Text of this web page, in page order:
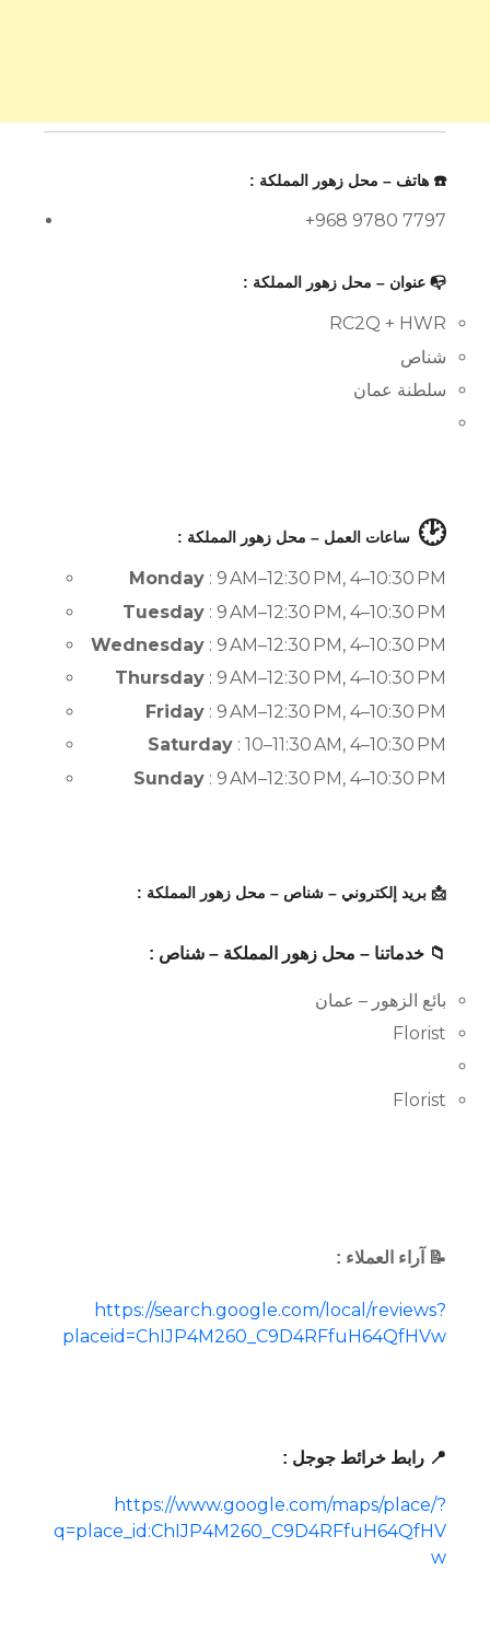
☎️ هاتف – محل زهور المملكة :
+968 9780 7797
📭 عنوان – محل زهور المملكة :
RC2Q + HWR
شناص
سلطنة عمان
🕑 ساعات العمل – محل زهور المملكة :
Monday : 9 AM–12:30 PM, 4–10:30 PM
Tuesday : 9 AM–12:30 PM, 4–10:30 PM
Wednesday : 9 AM–12:30 PM, 4–10:30 PM
Thursday : 9 AM–12:30 PM, 4–10:30 PM
Friday : 9 AM–12:30 PM, 4–10:30 PM
Saturday : 10–11:30 AM, 4–10:30 PM
Sunday : 9 AM–12:30 PM, 4–10:30 PM
📩 بريد إلكتروني – شناص – محل زهور المملكة :
📁 خدماتنا – محل زهور المملكة – شناص :
بائع الزهور – عمان
Florist
Florist
📝 آراء العملاء :
https://search.google.com/local/reviews?
placeid=ChIJP4M260_C9D4RFfuH64QfHVw
📍 رابط خرائط جوجل :
https://www.google.com/maps/place/?
q=place_id:ChIJP4M260_C9D4RFfuH64QfHV
w